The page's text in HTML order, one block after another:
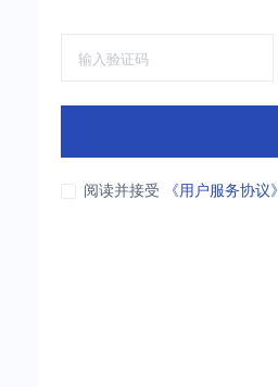
阅读并接受 《用户服务协议》